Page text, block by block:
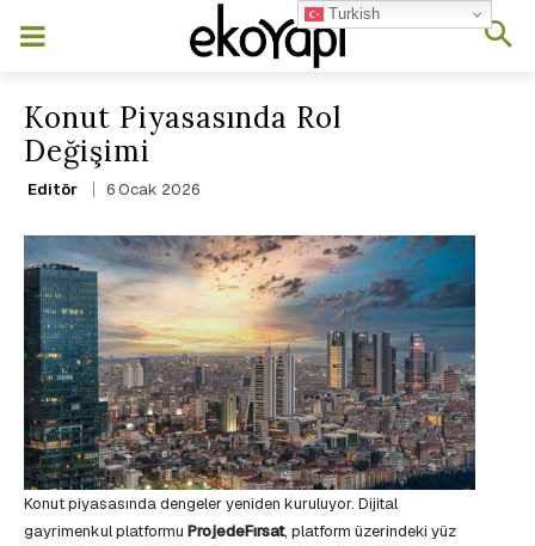
Konut Piyasasında Rol
Değişimi
Editör 6 Ocak 2026
Konut piyasasında dengeler yeniden kuruluyor. Dijital
gayrimenkul platformu ProjedeFırsat, platform üzerindeki yüz
Turkish